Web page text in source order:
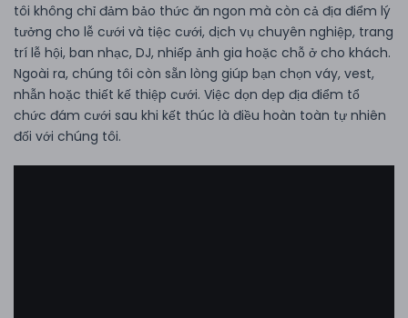
tôi không chỉ đảm bảo thức ăn ngon mà còn cả địa điểm lý
tưởng cho lễ cưới và tiệc cưới, dịch vụ chuyên nghiệp, trang
trí lễ hội, ban nhạc, DJ, nhiếp ảnh gia hoặc chỗ ở cho khách.
Ngoài ra, chúng tôi còn sẵn lòng giúp bạn chọn váy, vest,
nhẫn hoặc thiết kế thiệp cưới. Việc dọn dẹp địa điểm tổ
chức đám cưới sau khi kết thúc là điều hoàn toàn tự nhiên
đối với chúng tôi.